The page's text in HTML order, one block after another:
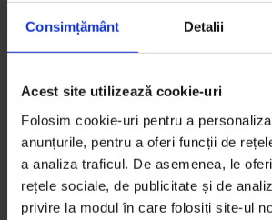
Consimțământ Detalii
Acest site utilizează cookie-uri
Folosim cookie-uri pentru a
anunțurile, pentru a oferi funcții de
a analiza traficul. De asemenea, le
rețele sociale, de publicitate și de
privire la modul în care folosiți site-ul
Actualizator,Parteneriate
J’ai Bistrot: Cum crești
Mureș spre Capitală?
„Un bar pentru sufletul nostru, să
prietenii unde să bem.”